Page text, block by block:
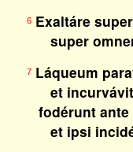
6Exaltáre
super
7Láqueum
et incurvávit
fodérunt ante
et ipsi